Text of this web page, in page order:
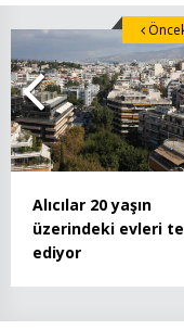
Alıcılar 20 yaşın
üzerindeki evleri
ediyor